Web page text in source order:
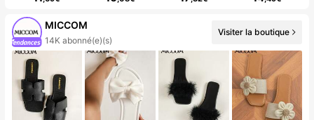
MICCOM
14K abonné(e)(s)
Visiter la boutique